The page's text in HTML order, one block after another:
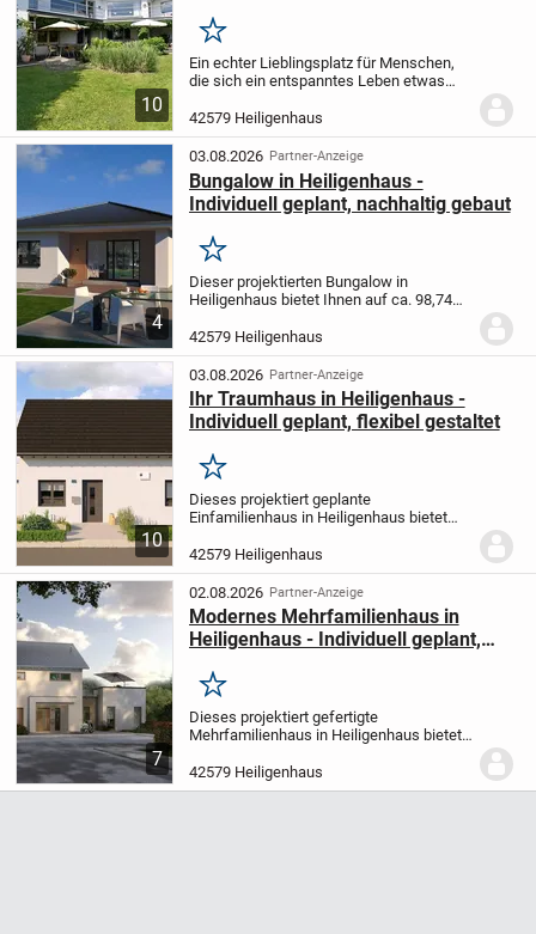
10
Merken
Ein echter Lieblingsplatz für Menschen,
die sich ein entspanntes Leben etwas
ein Alltagsangebot mit Kindergarten,
Schulen, kleinen Lädchen und Dorfkneipe
mit...
42579 Heiligenhaus
4
03.08.2026 Partner-Anzeige
Bungalow in Heiligenhaus -
Individuell geplant, nachhaltig gebaut
Merken
Dieser projektierten Bungalow in
Heiligenhaus bietet Ihnen auf ca. 98,74
mit 3 Zimmern, ideal zugeschnitten auf
Ihre Wünsche und Vorstellungen. Mit 2
Schlafzimmern...
42579 Heiligenhaus
10
03.08.2026 Partner-Anzeige
Ihr Traumhaus in Heiligenhaus -
Individuell geplant, flexibel gestaltet
Merken
Dieses projektiert geplante
Einfamilienhaus in Heiligenhaus bietet
Wohnfläche ein modernes Zuhause mit
4,0 Zimmern, verteilt auf zwei Etagen. Mit
drei Schlafzimme...
42579 Heiligenhaus
7
02.08.2026 Partner-Anzeige
Modernes Mehrfamilienhaus in
Heiligenhaus - Individuell geplant,
Merken
Dieses projektiert gefertigte
Mehrfamilienhaus in Heiligenhaus bietet
519 m² großen Grundstück. Auf zwei
Etagen verteilen sich 7 Zimmer, darunter 5
42579 Heiligenhaus